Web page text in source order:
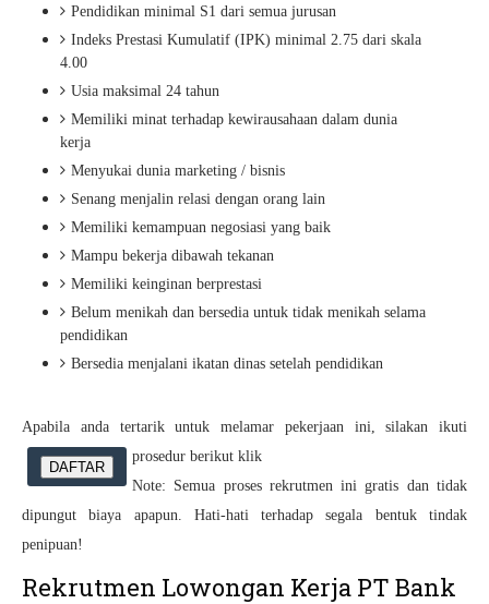
Pendidikan minimal S1 dari semua jurusan
Indeks Prestasi Kumulatif (IPK) minimal 2.75 dari skala
4.00
Usia maksimal 24 tahun
Memiliki minat terhadap kewirausahaan dalam dunia
kerja
Menyukai dunia marketing / bisnis
Senang menjalin relasi dengan orang lain
Memiliki kemampuan negosiasi yang baik
Mampu bekerja dibawah tekanan
Memiliki keinginan berprestasi
Belum menikah dan bersedia untuk tidak menikah selama
pendidikan
Bersedia menjalani ikatan dinas setelah pendidikan
Apabila anda tertarik untuk melamar pekerjaan ini, silakan ikuti
prosedur berikut klik
DAFTAR
Note: Semua proses rekrutmen ini gratis dan tidak
dipungut biaya apapun. Hati-hati terhadap segala bentuk tindak
penipuan!
Rekrutmen Lowongan Kerja PT Bank